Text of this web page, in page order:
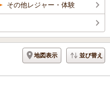
その他レジャー・体験
地図表示 並び替え